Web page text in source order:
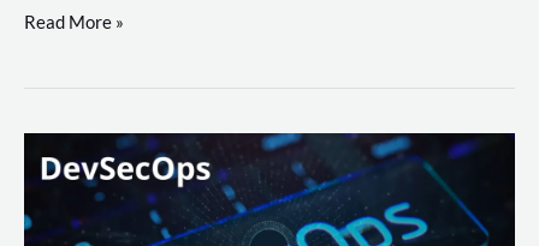
workflows
teste
palyer
Lance
Rural
Read More »